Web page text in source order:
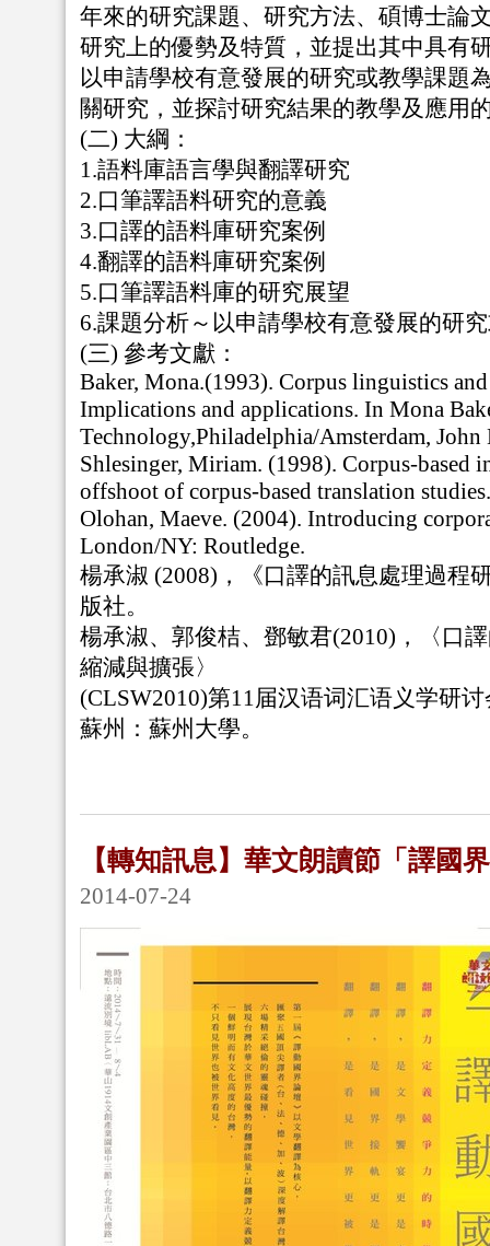
年來的研究課題、研究方法、碩博士論
研究上的優勢及特質，並提出其中具有
以申請學校有意發展的研究或教學課題
關研究，並探討研究結果的教學及應用
(二) 大綱：
1.語料庫語言學與翻譯研究
2.口筆譯語料研究的意義
3.口譯的語料庫研究案例
4.翻譯的語料庫研究案例
5.口筆譯語料庫的研究展望
6.課題分析～以申請學校有意發展的研
(三) 參考文獻：
Baker, Mona.(1993). Corpus linguistics
Implications and applications. In Mona
Technology,Philadelphia/Amsterdam,
Shlesinger, Miriam. (1998). Corpus-based
offshoot of corpus-based translation
Olohan, Maeve. (2004). Introducing
London/NY: Routledge.
楊承淑 (2008)，《口譯的訊息處理過程
版社。
楊承淑、郭俊桔、鄧敏君(2010)，〈口
縮減與擴張〉
(CLSW2010)第11届汉语词汇语义学研
蘇州：蘇州大學。
【轉知訊息】華文朗讀節「譯國
2014-07-24